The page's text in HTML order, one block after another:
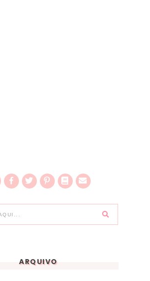
ARQUIVO